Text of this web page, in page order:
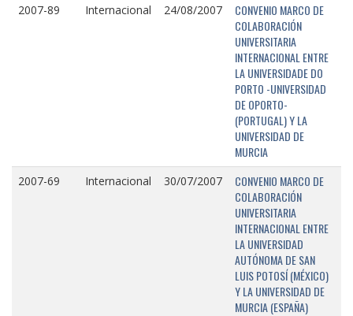
2007-89 Internacional 24/08/2007
CONVENIO MARCO DE
COLABORACIÓN
UNIVERSITARIA
INTERNACIONAL ENTRE
LA UNIVERSIDADE DO
PORTO -UNIVERSIDAD
DE OPORTO-
(PORTUGAL) Y LA
UNIVERSIDAD DE
MURCIA
2007-69 Internacional 30/07/2007
CONVENIO MARCO DE
COLABORACIÓN
UNIVERSITARIA
INTERNACIONAL ENTRE
LA UNIVERSIDAD
AUTÓNOMA DE SAN
LUIS POTOSÍ (MÉXICO)
Y LA UNIVERSIDAD DE
MURCIA (ESPAÑA)